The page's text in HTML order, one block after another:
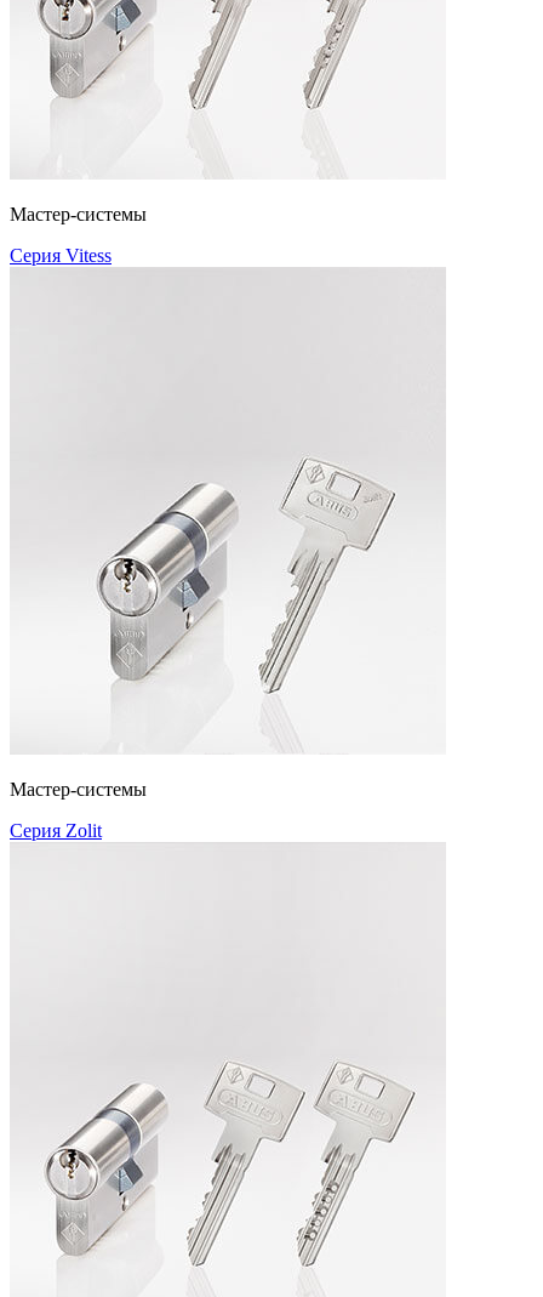
Мастер-системы
Серия Vitess
Мастер-системы
Серия Zolit